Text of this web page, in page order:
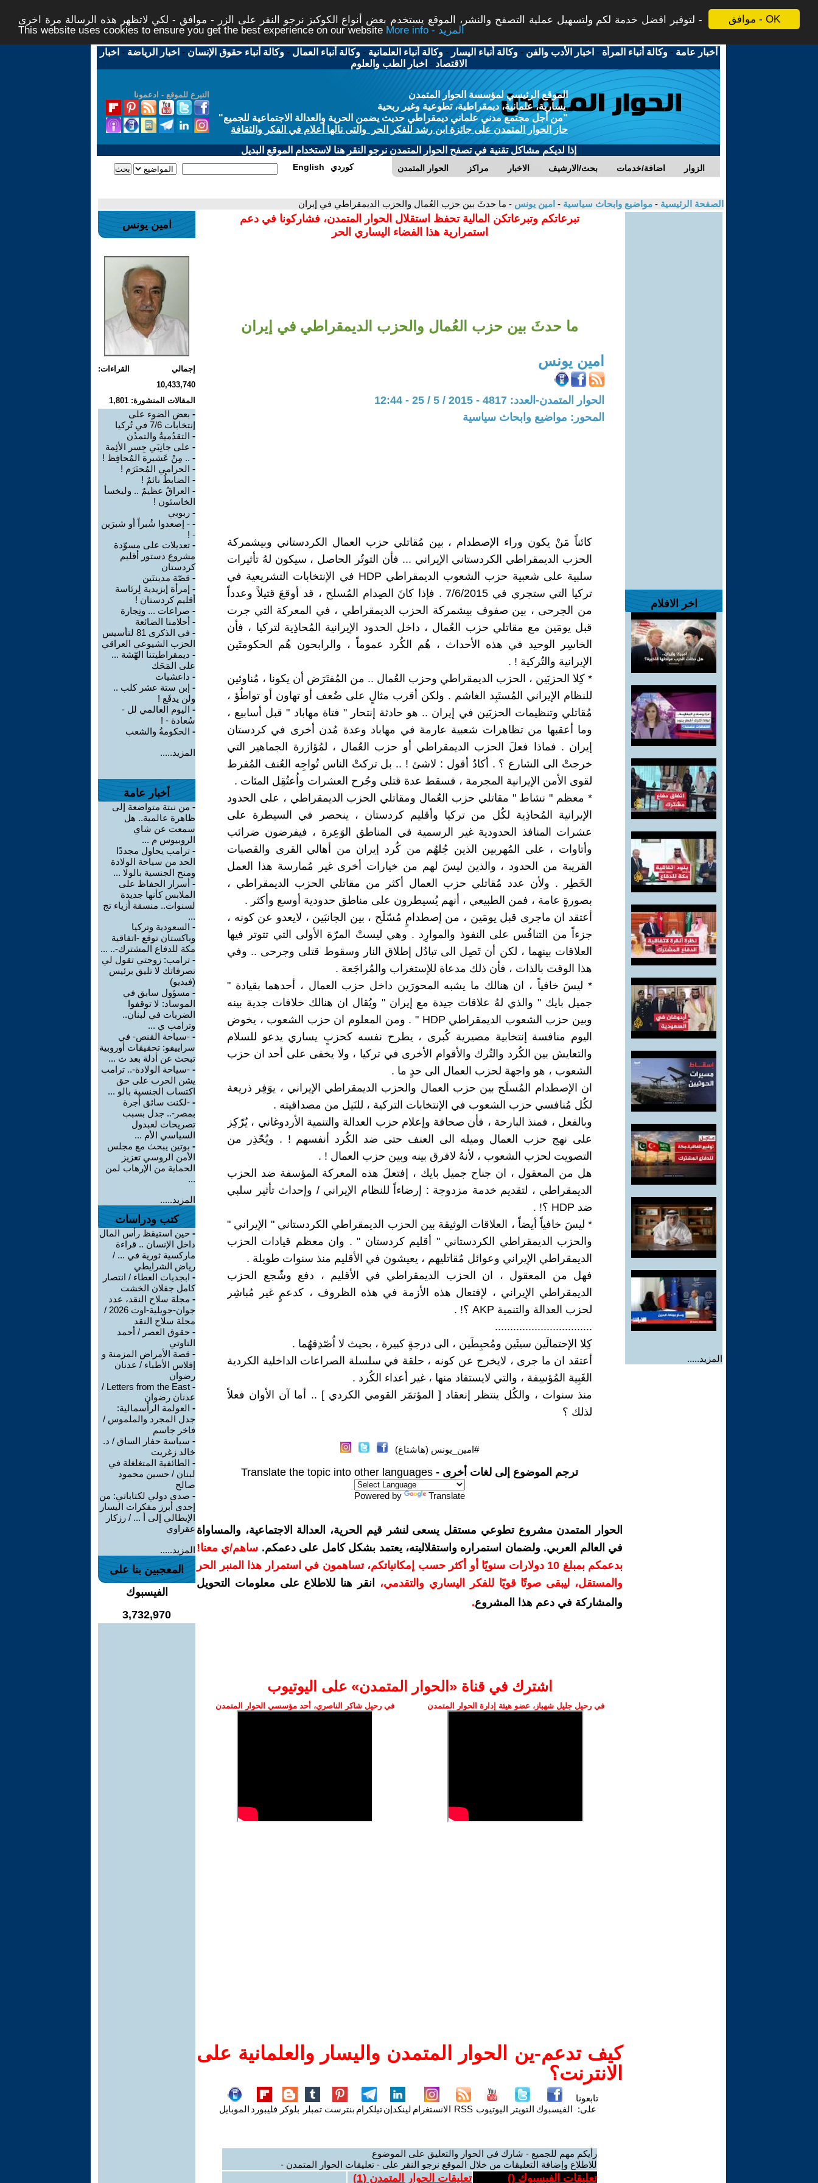
موافق - OK
لتوفير افضل خدمة لكم ولتسهيل عملية التصفح والنشر، الموقع يستخدم بعض أنواع الكوكيز نرجو النقر على الزر - موافق - لكي لاتظهر هذه الرسالة مرة اخرى -
This website uses cookies to ensure you get the best experience on our website
More info - المزيد
أخبار عامة -وكالة أنباء المرأة - اخبار الأدب والفن -وكالة أنباء اليسار -وكالة أنباء العلمانية -وكالة أنباء العمال -وكالة أنباء حقوق الإنسان - اخبار الرياضة - اخبار
الاقتصاد - اخبار الطب والعلوم
التبرع للموقع - ادعمونا
الموقع الرئيسي لمؤسسة الحوار المتمدن
يسارية، علمانية، ديمقراطية، تطوعية وغير ربحية
"من أجل مجتمع مدني علماني ديمقراطي حديث يضمن الحرية والعدالة الاجتماعية للجميع"
حاز الحوار المتمدن على جائزة ابن رشد للفكر الحر والتى نالها أعلام في الفكر والثقافة
إذا لديكم مشاكل تقنية في تصفح الحوار المتمدن نرجو النقر هنا لاستخدام الموقع البديل
الحوار المتمدن مراكز الاخبار بحث/الارشيف اضافة/خدمات الزوار English كوردي
الصفحة الرئيسية - مواضيع وابحاث سياسية - امين يونس - ما حدثَ بين حزب العُمال والحزب الديمقراطي في إيران
اخر الافلام
المزيد.....
تبرعاتكم وتبرعاتكن المالية تحفظ استقلال الحوار المتمدن، فشاركونا في دعم
استمرارية هذا الفضاء اليساري الحر
ما حدثَ بين حزب العُمال والحزب الديمقراطي في إيران
امين يونس
الحوار المتمدن-العدد: 4817 - 2015 / 5 / 25 - 12:44
المحور: مواضيع وابحاث سياسية
كائناً مَنْ يكون وراء الإصطدام ، بين مُقاتلي حزب العمال الكردستاني وبيشمركة
الحزب الديمقراطي الكردستاني الإيراني ... فأن التوتُر الحاصل ، سيكون لهُ تأثيرات
سلبية على شعبية حزب الشعوب الديمقراطي HDP في الإنتخابات التشريعية في
تركيا التي ستجري في 7/6/2015 . فإذا كانَ الصِدام المُسلح ، قد أوقعَ قتيلاً وعدداً
من الجرحى ، بين صفوف بيشمركة الحزب الديمقراطي ، في المعركة التي جرت
قبل يومَين مع مقاتلي حزب العُمال ، داخل الحدود الإيرانية المُحاذِية لتركيا ، فأن
الخاسِر الوحيد في هذه الأحداث ، هُم الكُرد عموماً ، والرابحون هُم الحكومتَين
الإيرانية والتُركية ! .
* كِلا الحزبَين ، الحزب الديمقراطي وحزب العُمال .. من المُفتَرَض أن يكونا ، مُناوئين
للنظام الإيراني المُستَبِد الغاشم . ولكن أقرب مثالٍ على ضُعف أو تهاون أو تواطُؤ ،
مُقاتلي وتنظيمات الحزبَين في إيران .. هو حادثة إنتحار " فتاة مهاباد " قبل أسابيع ،
وما أعقبها من تظاهرات شعبية عارمة في مهاباد وعدة مُدن أخرى في كردستان
إيران . فماذا فعلَ الحزب الديمقراطي أو حزب العُمال ، لمُؤازرة الجماهير التي
خرجتْ الى الشارع ؟ . أكادُ أقول : لاشئ ! .. بل تركتْ الناس تُواجِه العُنف المُفرط
لقوى الأمن الإيرانية المجرمة ، فسقط عدة قتلى وجُرح العشرات واُعتُقِل المئات .
* معظم " نشاط " مقاتلي حزب العُمال ومقاتلي الحزب الديمقراطي ، على الحدود
الإيرانية المُحاذِية لكُل من تركيا وأقليم كردستان ، ينحصر في السيطرة على
عشرات المنافذ الحدودية غير الرسمية في المناطق الوَعِرة ، فيفرضون ضرائب
وأتاوات ، على المُهربين الذين جُلهُم من كُرد إيران من أهالي القرى والقصبات
القريبة من الحدود ، والذين ليسَ لهم من خيارات أخرى غير مُمارسة هذا العمل
الخَطِر . ولأن عدد مُقاتلي حزب العمال أكثر من مقاتلي الحزب الديمقراطي ،
بصورةٍ عامة ، فمن الطبيعي ، أنهم يُسيطرون على مناطق حدودية أوسع وأكثر .
أعتقد ان ماجرى قبل يومَين ، من إصطدامٍ مُسّلَح ، بين الجانبَين ، لايعدو عن كونه ،
جزءاً من التنافُس على النفوذ والموارِد . وهي ليستْ المرّة الأولى التي تتوتر فيها
العلاقات بينهما ، لكن أن تَصِل الى تبادُل إطلاق النار وسقوط قتلى وجرحى .. وفي
هذا الوقت بالذات ، فأن ذلك مدعاة للإستغراب والمُراجَعة .
* ليسَ خافياً ، ان هنالك ما يشبه المحورَين داخل حزب العمال ، أحدهما بقيادة "
جميل بايك " والذي لهُ علاقات جيدة مع إيران " ويُقال ان هنالك خلافات جدية بينه
وبين حزب الشعوب الديمقراطي HDP " . ومن المعلوم ان حزب الشعوب ، يخوض
اليوم منافسة إنتخابية مصيرية كُبرى ، يطرح نفسه كحزبٍ يساري يدعو للسلام
والتعايش بين الكُرد والتُرك والأقوام الأخرى في تركيا ، ولا يخفى على أحد ان حزب
الشعوب ، هو واجهة لحزب العمال الى حدٍ ما .
ان الإصطدام المُسلَح بين حزب العمال والحزب الديمقراطي الإيراني ، يوَفِر ذريعة
لكُل مُنافسي حزب الشعوب في الإنتخابات التركية ، للنَيل من مصداقيته .
وبالفعل ، فمنذ البارحة ، فأن صحافة وإعلام حزب العدالة والتنمية الأردوغاني ، يُرّكِز
على نهج حزب العمال وميله الى العنف حتى ضد الكُرد أنفسهم ! . ويُحّذِر من
التصويت لحزب الشعوب ، لأنهُ لافرق بينه وبين حزب العمال ! .
هل من المعقول ، ان جناح جميل بايك ، إفتعلَ هذه المعركة المؤسفة ضد الحزب
الديمقراطي ، لتقديم خدمة مزدوجة : إرضاءاً للنظام الإيراني / وإحداث تأثير سلبي
ضد HDP ؟! .
* ليسَ خافياً أيضاً ، العلاقات الوثيقة بين الحزب الديمقراطي الكردستاني " الإيراني "
والحزب الديمقراطي الكردستاني " أقليم كردستان " . وان معظم قيادات الحزب
الديمقراطي الإيراني وعوائل مُقاتليهم ، يعيشون في الأقليم منذ سنوات طويلة .
فهل من المعقول ، ان الحزب الديمقراطي في الأقليم ، دفع وشّجع الحزب
الديمقراطي الإيراني ، لإفتعال هذه الأزمة في هذه الظروف ، كدعمٍ غير مُباشِر
لحزب العدالة والتنمية AKP ؟! .
................................
كِلا الإحتمالَين سيئَين ومُحبِطَين ، الى درجةٍ كبيرة ، بحيث لا اُصّدِقهُما .
أعتقد ان ما جرى ، لايخرج عن كونه ، حلقة في سلسلة الصراعات الداخلية الكردية
الغَبِية المُؤسِفة ، والتي لايستفاد منها ، غير أعداء الكُرد .
منذ سنوات ، والكُل ينتظر إنعقاد [ المؤتمَر القومي الكردي ] .. أما آن الأوان فعلاً
لذلك ؟
#امين_يونس (هاشتاغ)
ترجم الموضوع إلى لغات أخرى - Translate the topic into other languages
Powered by Translate
الحوار المتمدن مشروع تطوعي مستقل يسعى لنشر قيم الحرية، العدالة الاجتماعية، والمساواة
في العالم العربي. ولضمان استمراره واستقلاليته، يعتمد بشكل كامل على دعمكم. ساهم/ي معنا!
بدعمكم بمبلغ 10 دولارات سنويًا أو أكثر حسب إمكانياتكم، تساهمون في استمرار هذا المنبر الحر
والمستقل، ليبقى صوتًا قويًا للفكر اليساري والتقدمي،
انقر هنا للاطلاع على معلومات التحويل
والمشاركة في دعم هذا المشروع.
اشترك في قناة ‫«الحوار المتمدن» على اليوتيوب
في رحيل جليل شهباز، عضو هيئة إدارة الحوار المتمدن في رحيل شاكر الناصري، أحد مؤسسي الحوار المتمدن
كيف تدعم-ين الحوار المتمدن واليسار والعلمانية على
الانترنت؟
تابعونا
على: الفيسبوك التويتر اليوتيوب RSS الانستغرام لينكدإنتيلكرام بنترست تمبلر بلوكر فليبورد الموبايل
رأيكم مهم للجميع - شارك في الحوار والتعليق على الموضوع
للاطلاع وإضافة التعليقات من خلال الموقع نرجو النقر على - تعليقات الحوار المتمدن -
تعليقات الفيسبوك () تعليقات الحوار المتمدن (1
)
امين يونس
إجمالي القراءات:
10,433,740
المقالات المنشورة: 1,801
- بعض الضوء على
إنتخابات 7/6 في تُركيا
- التقدُميةُ والتمدُن
- على جانِبَي جِسر الأئِمة
- .. مِنْ عَشيرة المُحافِظ !
- الحرامي المُحتَرَم !
- الضابطُ نائمٌ !
- العراقُ عظيمٌ .. وليخسأ
الخاسئون !
- ربوبي
- - إصعدوا شُبراً أو شبرَين
- !
- تعديلات على مسوّدة
مشروع دستور أقليم
كردستان
- قصّة مدينتَين
- إمرأة إيزيدية لِرئاسة
أقليم كردستان !
- صراعات ... وتِجارة
- أحلامنا الضائعة
-
في الذكرى 81 لتأسيس
الحزب الشيوعي العراقي
- ديمقراطيتنا الهّشة ...
على المَحَك
- داعشيات
- إبن ستة عشر كلب ..
ولن يدفَع !
- اليوم العالمي لل -
سُعادة - !
- الحكومةُ والشعب
المزيد.....
أخبار عامة
- من نبتة متواضعة إلى
ظاهرة عالمية.. هل
سمعت عن شاي
الروبيوس م ...
- ترامب يحاول مجددًا
الحد من سياحة الولادة
ومنح الجنسية بالولا ...
- أسرار الحفاظ على
الملابس كأنها جديدة
لسنوات.. منسقة أزياء تج
...
- السعودية وتركيا
وباكستان توقع -اتفاقية
مكة للدفاع المشترك-.. ...
- ترامب: زوجتي تقول لي
تصرفاتك لا تليق برئيس
(فيديو)
- مسؤول سابق في
الموساد: لا توقفوا
الضربات في لبنان..
وترامب ي ...
- -سياحة القنص- في
سراييفو: تحقيقات أوروبية
تبحث عن أدلة بعد ث ...
- -سياحة الولادة-.. ترامب
يشن الحرب على حق
اكتساب الجنسية بالو ...
- -لكنت سائق أجرة
بمصر-.. جدل بسبب
تصريحات لعبدول
السياسي الأم ...
- بوتين يبحث مع مجلس
الأمن الروسي تعزيز
الحماية من الإرهاب لمن
...
المزيد.....
كتب ودراسات
- حين استيقظ رأس المال
داخل الإنسان .. قراءة
ماركسية ثورية في ... /
رياض الشرايطي
- ابجديات العطاء / انتصار
كامل جفلان الخشت
- مجلة سلاح النقد، عدد
جوان-جويلية-اوت 2026 /
مجلة سلاح النقد
- حقوق العصر / أحمد
التاوتي
- قصة الأمراض المزمنة و
إفلاس الأطباء / عدنان
رضوان
-
Letters from the East /
عدنان رضوان
- العولمة الرأسمالية:
جدل المجرد والملموس /
فاخر جاسم
- سياسة حفار الساق / د.
خالد زغريت
- الطائفية المتغلغلة في
لبنان / حسين محمود
صالح
- صدى دولي لكتاباتي: من
إحدى أبرز مفكرات اليسار
الإيطالي إلى أ ... / رزكار
عقراوي
المزيد.....
المعجبين بنا على
الفيسبوك
3,732,970